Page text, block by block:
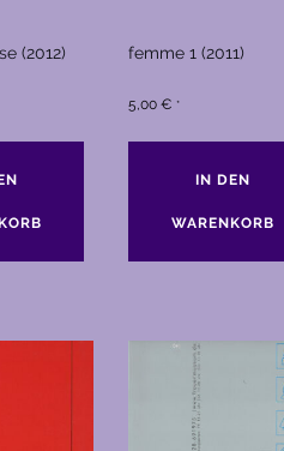
(2012) femme 1 (2011)
5,00 € *
IN DEN
WARENKORB